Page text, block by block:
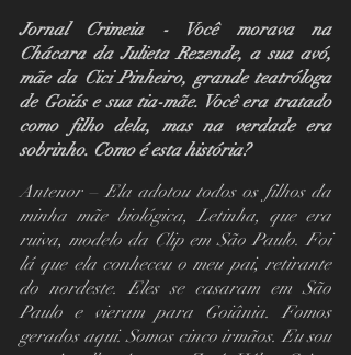
Jornal Crimeia - Você morava na
Chácara da Julieta Rezende, a sua avó,
mãe da Cici Pinheiro, grande teatróloga
de Goiás e sua tia-mãe. Você era tratado
como filho dela, mas na verdade era
sobrinho. Como é esta história?
Antenor – Ela adotou todos os filhos da
minha mãe biológica, Letinha, que era
ruiva, modelo da Clip em São Paulo. Foi
lá que ela conheceu o meu pai, retirante
do nordeste. Eles se casaram em São
Paulo e vieram para Goiânia. Fomos
gerados aqui. Somos cinco irmãos. Eu sou